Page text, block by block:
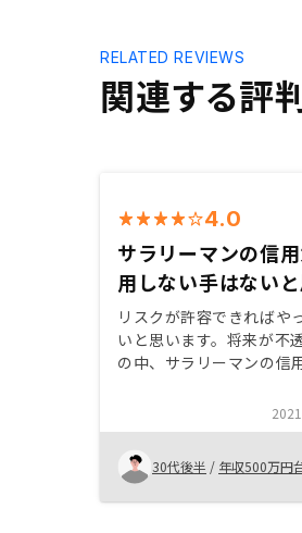
関連する評
RELATED REVIEWS
4.0
サラリーマンの信
用しない手はない
リスクが許容できればや
いと思います。将来が不
の中、サラリーマンの信
料や実際の初期費用など
額についての認識の齟齬
っと丁寧な説明が必要と
があった。
30代後半 / 年収500万円